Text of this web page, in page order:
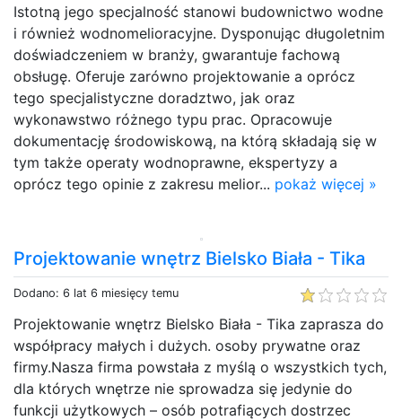
Istotną jego specjalność stanowi budownictwo wodne
i również wodnomelioracyjne. Dysponując długoletnim
doświadczeniem w branży, gwarantuje fachową
obsługę. Oferuje zarówno projektowanie a oprócz
tego specjalistyczne doradztwo, jak oraz
wykonawstwo różnego typu prac. Opracowuje
dokumentację środowiskową, na którą składają się w
tym także operaty wodnoprawne, ekspertyzy a
oprócz tego opinie z zakresu melior... pokaż więcej »
Projektowanie wnętrz Bielsko Biała - Tika
Dodano: 6 lat 6 miesięcy temu
Projektowanie wnętrz Bielsko Biała - Tika zaprasza do
współpracy małych i dużych. osoby prywatne oraz
firmy.Nasza firma powstała z myślą o wszystkich tych,
dla których wnętrze nie sprowadza się jedynie do
funkcji użytkowych – osób potrafiących dostrzec